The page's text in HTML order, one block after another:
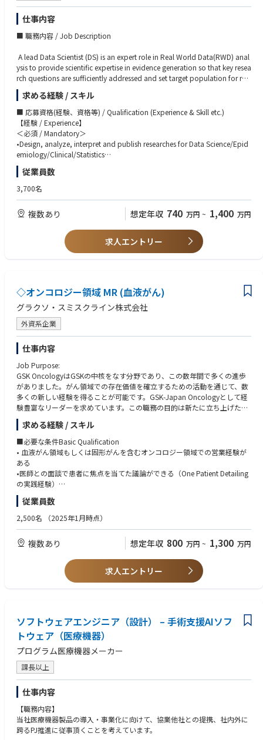
仕事内容
■ 職務内容 / Job Description
A lead Data Scientist (DS) is an expert role in Real World Data(RWD) anal
ysis to provide scientific expertise in evidence generation so that key resea
rch questions are sufficiently addressed and set target population for res
earch. And all researches/analyses are planned and delivered in a way th
at represent cutting-edge science, methodologies, technologies, process
es, and solutions in the Pharm industry. Lead Data Scientist reports to dir
ector of Data Science, Medical.
•Lead/co-lead observational/database research and data analysis includ
ing Market/R&D analysis
•Assess study design/target population/data source/data handling/anal
ytical method and give clear inputs from an epidemiological point of vie
w
•Oversee venders and manage timeline, quality of outputs, resource, & c
ost of their responsible researches
•Survey & assess the necessary information for database and recommen
•Develop AI use fit for purpose
•Implement AI (including Generative AI) to their work process not only for
求める経験 / スキル
■ 応募資格(経験、資格等) / Qualification (Experience & Skill etc.)
【経験 / Experience】
＜必須 / Mandatory＞
•Design, analyze, interpret and publish researches for Data Science/Epid
emiology/Clinical/Statistics
•Manage, and/or lead group of members who are responsible for condu
cting clinical/epidemiologic research, analysis of data, reading of the da
ta for efficacy, safety, clinical effectiveness and epidemiological assessm
c features)
•Make manuscript for their own specialized topics
＜歓迎 / Nice to have＞
•Reviewing, assessing and using Real-World Data for research purposes t
•Using/applying bioinformatic methodologies to analyze medical data/
database/scientific research
【資格 / License】
＜必須 / Mandatory＞
•Master’s degree in public health or equivalent (individuals holding Data
Science/Engineering/Pharmaceutical science/biostatistics degree are acc
eptable, but should have had the sufficient experience specialized in clini
cal development/epidemiological research)
＜歓迎 / Nice to have＞
•PhD in Data Science/Engineering/Pharmaceutical science/biostatistics
or MD degree is desirable
【能力 / Skill-set】
＜必須 / Mandatory＞
•Apply appropriate study design & analytical methods to observational
/ Epidemiological / pragmatic interventional studies to combine busines
s and scientific agenda
•Lead the interpretation of the scientific data, the translation to the appr
opriate messaging and drafting manuscript of relevant scientific publicat
•Take a leadership in analyzing medical evidence gap, spotting opportu
ar evidence plan/option in the cross-functional team
•Assess scientific feasibility in using/integrating databases for the research
ools/frameworks/concepts to drive the effectiveness/performance of pro
ject teams
•Solid communication and interpersonal skills to enable effective leaders
hip, coaching and collaborations
＜歓迎 / Nice to have＞
•Develop prompt of AI to get accurate answers
•Apply health technology assessments to make clear drug characteristics
【語学 / Language】
＜必須 / Mandatory＞
日本語 Japanese：
従業員数
3,700名
複数あり 想定年収 740 万円 ~ 1,400 万円
求人エントリー
◇オンコロジー領域 MR (血液がん)
グラクソ・スミスクライン株式会社
外資系企業
仕事内容
Job Purpose:
GSK OncologyはGSKの中核をなす分野であり、この数年間で多くの進歩
がありました。がん領域での存在価値を確立するための活動を通じて、数
多くの新しい経験を得ることが可能です。GSK-Japan Oncologyとして経
験豊富なリーダーを求めています。この職務の目的は新たに立ち上げた担
当テリトリを責任者として管理し、ブランド戦略を完遂して目標達成する
ことを主な責務としています。また社外のステークホルダーと強固で戦略
的なパートナーシップを構築することが求められています。営業における
CompetencyとCapabilityを発揮して価値あるビジネス関係を築き、科学
的根拠に基づくソリューションの提供を通じて患者さんや顧客に唯一無二
の価値を提供します。この職務では社内のステークホルダーと協力して部
門横断的に働き、オンコロジーブランドと販売戦略の達成に貢献すること
patients）」「結果に責任を持つ（Accountable for Impact）」「正しい
ことをする（Do the right thing）」という文化を大事にしています。これ
らの価値観を理解し体現することはGSKの更なる成長にとって非常に重要
•会社方針に従ってオンコロジー製品を全ての顧客に届けるために担当テ
リトリを管理する。
•全ての主要なステークホルダーに対して適切に対応する。
•製品知識・スキルの習得など積極的に自己啓発を行う
•活動によって再現性のある成功例は積極的にチーム内で共有する
•会社のビジネス方針・手順・ルールなどの関連事項を常に把握し、100%
遵守した実施を保証する。
求める経験 / スキル
■必要な条件Basic Qualification
• 血液がん領域もしくは固形がんを含むオンコロジー領域での営業経験が
ある
•医師との面談で患者に焦点を当てた議論ができる（One Patient Detailing
の実践経験）
•社内外において、他者との良好な協業／協力関係を構築できる
•コンプライアンス順守・Governanceマインドセットを有している
•大学病院及び基幹病院での成功実績および新薬採用経験を有している
•論文に興味を持ち、最新情報を自ら学ぶことができる
•ビジネスニーズに応じて出張可能
学位/資格/語学力 Education/certification/Language
■望ましい条件 Preferred Qualification
•募集勤務地における、血液癌領域もしくはオンコロジー領域における勤
務経験およびネットワークを有している
•多発性骨髄腫／骨髄繊維症での活動経験
•デジタル/オムニチャネルアプローチによる営業経験
従業員数
2,500名 （2025年1月時点）
複数あり 想定年収 800 万円 ~ 1,300 万円
求人エントリー
ソフトウェアエンジニア（設計） – 手術支援AIソフ
トウェア（医療機器）
プログラム医療機器メーカー
課長以上
仕事内容
【職務内容】
当社医療機器製品の導入・事業化に向けて、協業他社との提携、社内外に
跨るPJ推進に従事頂くことを考えています。